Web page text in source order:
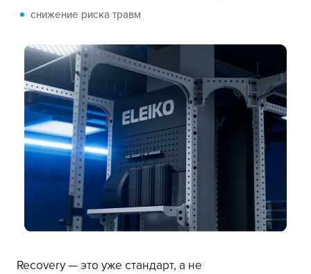
снижение риска травм
Recovery — это уже стандарт, а не